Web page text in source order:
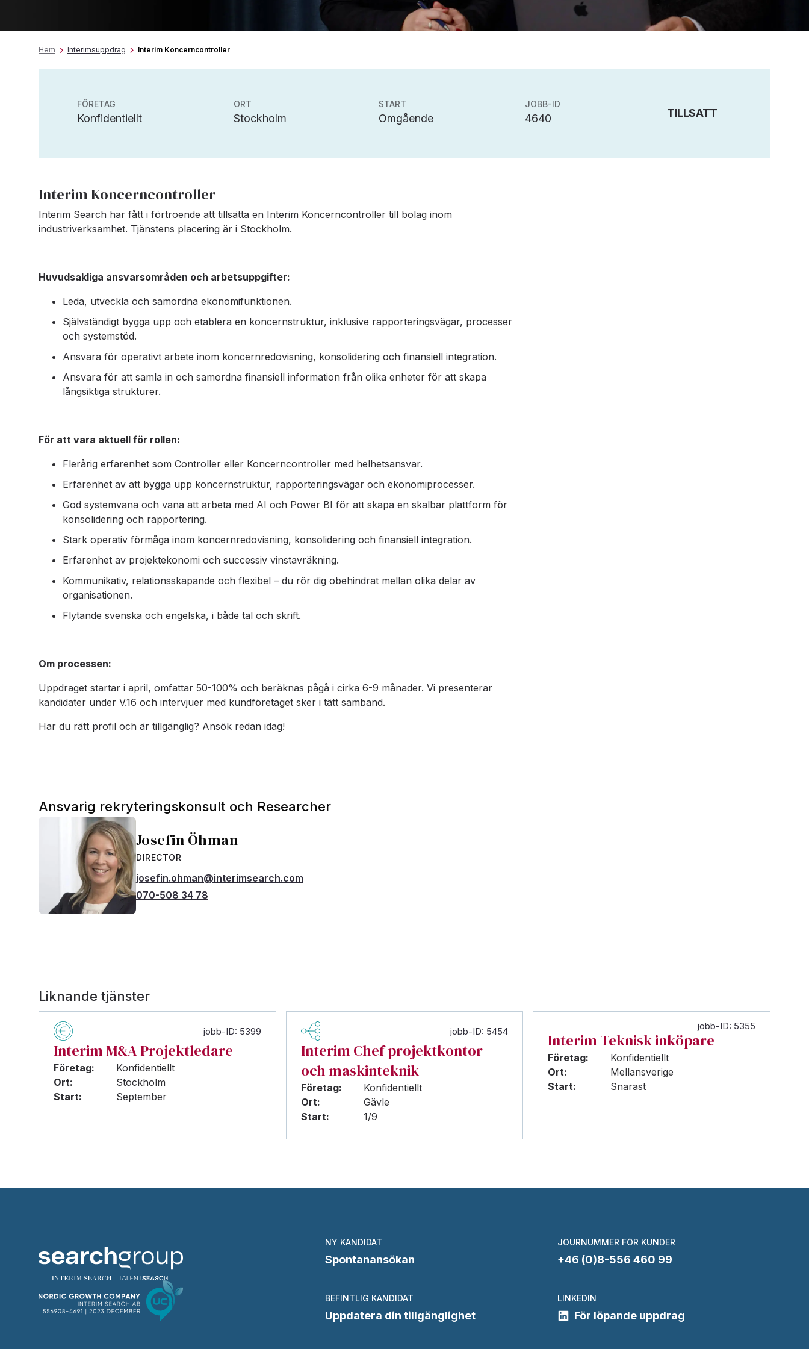
Hem Interimsuppdrag Interim Koncerncontroller
FÖRETAG
Konfidentiellt
ORT
Stockholm
START
Omgående
JOBB-ID
4640 TILLSATT
Interim Koncerncontroller
Interim Search har fått i förtroende att tillsätta en Interim Koncerncontroller till bolag inom
industriverksamhet. Tjänstens placering är i Stockholm.
Huvudsakliga ansvarsområden och arbetsuppgifter:
Leda, utveckla och samordna ekonomifunktionen.
Självständigt bygga upp och etablera en koncernstruktur, inklusive rapporteringsvägar, processer
och systemstöd.
Ansvara för operativt arbete inom koncernredovisning, konsolidering och finansiell integration.
Ansvara för att samla in och samordna finansiell information från olika enheter för att skapa
långsiktiga strukturer.
För att vara aktuell för rollen:
Flerårig erfarenhet som Controller eller Koncerncontroller med helhetsansvar.
Erfarenhet av att bygga upp koncernstruktur, rapporteringsvägar och ekonomiprocesser.
God systemvana och vana att arbeta med AI och Power BI för att skapa en skalbar plattform för
konsolidering och rapportering.
Stark operativ förmåga inom koncernredovisning, konsolidering och finansiell integration.
Erfarenhet av projektekonomi och successiv vinstavräkning.
Kommunikativ, relationsskapande och flexibel – du rör dig obehindrat mellan olika delar av
organisationen.
Flytande svenska och engelska, i både tal och skrift.
Om processen:
Uppdraget startar i april, omfattar 50-100% och beräknas pågå i cirka 6-9 månader. Vi presenterar
kandidater under V.16 och intervjuer med kundföretaget sker i tätt samband.
Har du rätt profil och är tillgänglig? Ansök redan idag!
Ansvarig rekryteringskonsult och Researcher
Josefin Öhman
DIRECTOR
josefin.ohman@interimsearch.com
070-508 34 78
Liknande tjänster
jobb-ID: 5399
Interim M&A Projektledare
Företag:
Konfidentiellt
Ort:
Stockholm
Start:
September
jobb-ID: 5454
Interim Chef projektkontor
och maskinteknik
Företag:
Konfidentiellt
Ort:
Gävle
Start:
1/9
jobb-ID: 5355
Interim Teknisk inköpare
Företag:
Konfidentiellt
Ort:
Mellansverige
Start:
Snarast
NY KANDIDAT
Spontanansökan
JOURNUMMER FÖR KUNDER
+46 (0)8-556 460 99
BEFINTLIG KANDIDAT
Uppdatera din tillgänglighet
LINKEDIN
För löpande uppdrag